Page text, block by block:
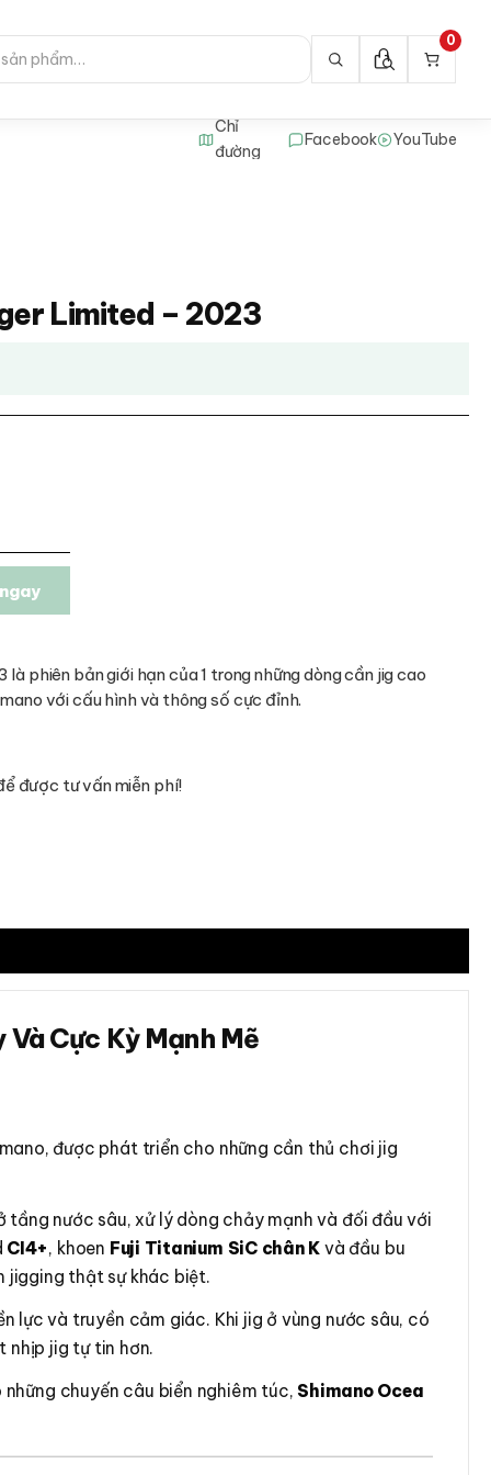
Chỉ
đường
Facebook YouTube
0
Limited – 2023
phiên bản giới hạn của 1 trong những dòng cần jig cao
với cấu hình và thông số cực đỉnh.
được tư vấn miễn phí!
Cực Kỳ Mạnh Mẽ
được phát triển cho những cần thủ chơi jig
nước sâu, xử lý dòng chảy mạnh và đối đầu với
CI4+, khoen Fuji Titanium SiC chân K và đầu bu
jigging thật sự khác biệt.
lực và truyền cảm giác. Khi jig ở vùng nước sâu, có
nhịp jig tự tin hơn.
chuyến câu biển nghiêm túc, Shimano Ocea